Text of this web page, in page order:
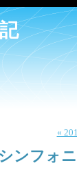
«
ンフォ